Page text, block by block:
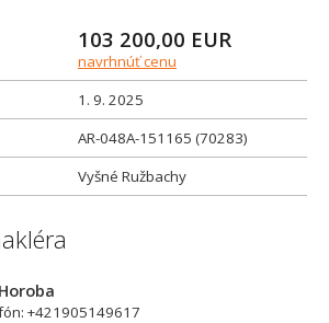
103 200,00 EUR
navrhnúť cenu
1. 9. 2025
AR-048A-151165 (70283)
Vyšné Ružbachy
+421905149617